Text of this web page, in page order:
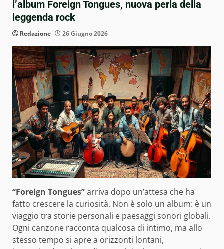
l’album Foreign Tongues, nuova perla della
leggenda rock
Redazione 26 Giugno 2026
“Foreign Tongues”arriva dopo un’attesa che ha
fatto crescere la curiosità. Non è solo un album: è un
viaggio tra storie personali e paesaggi sonori globali.
Ogni canzone racconta qualcosa di intimo, ma allo
stesso tempo si apre a orizzonti lontani,